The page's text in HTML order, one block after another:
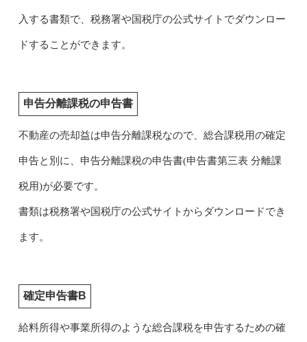
入する書類で、税務署や国税庁の公式サイトでダウンロー
ドすることができます。
申告分離課税の申告書
不動産の売却益は申告分離課税なので、総合課税用の確定
申告と別に、申告分離課税の申告書(申告書第三表 分離課
税用)が必要です。
書類は税務署や国税庁の公式サイトからダウンロードでき
ます。
確定申告書B
給料所得や事業所得のような総合課税を申告するための確